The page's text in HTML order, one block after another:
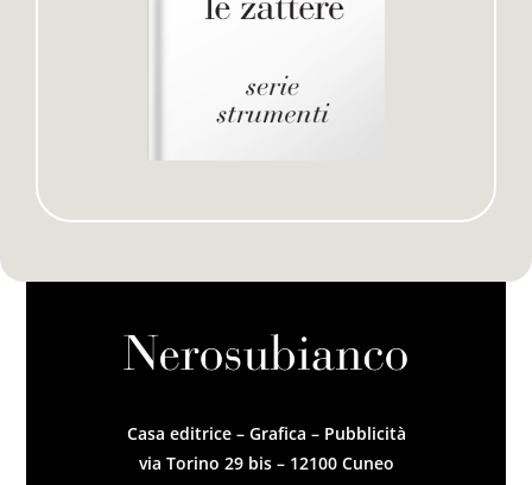
Casa editrice – Grafica – Pubblicità
via Torino 29 bis – 12100 Cuneo